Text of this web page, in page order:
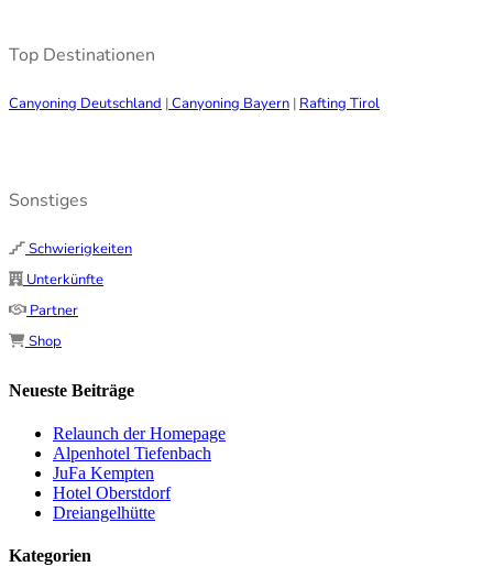
Top Destinationen
Canyoning Deutschland |Canyoning Bayern | Rafting Tirol
Sonstiges
Schwierigkeiten
Unterkünfte
Partner
Shop
Neueste Beiträge
Relaunch der Homepage
Alpenhotel Tiefenbach
JuFa Kempten
Hotel Oberstdorf
Dreiangelhütte
Kategorien